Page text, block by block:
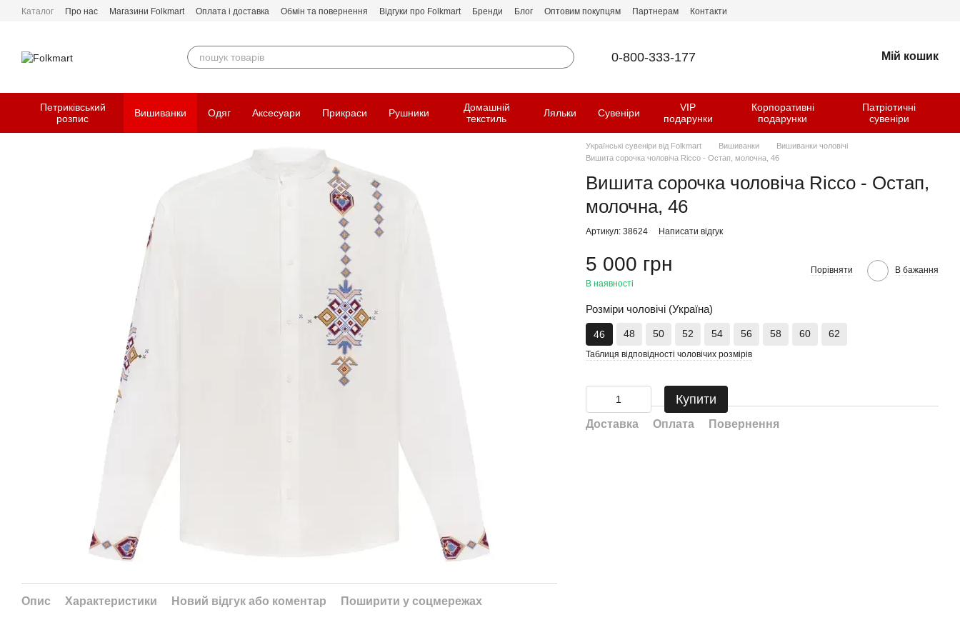
Перейти до основного контенту
Каталог Про нас Магазини Folkmart Оплата і доставка Обмін та повернення Відгуки про Folkmart Бренди Блог Оптовим покупцям Партнерам Контакти
0-800-333-177 Мій кошик
Петриківський
розпис
Вишиванки Одяг Аксесуари Прикраси Рушники
Домашній
текстиль
Ляльки Сувеніри
VIP
подарунки
Корпоративні
подарунки
Патріотичні
сувеніри
Опис Характеристики Новий відгук або коментар Поширити у соцмережах
Українські сувеніри від Folkmart Вишиванки
Вишиванки чоловічі
Вишита сорочка чоловіча Ricco - Остап, молочна, 46
Вишита сорочка чоловіча Ricco - Остап,
молочна, 46
Артикул: 38624 Написати відгук
5 000 грн
В наявності
Порівняти В бажання
Розміри чоловічі (Україна)
46 48 50 52 54 56 58 60 62
Таблиця відповідності чоловічих розмірів
Купити
Доставка Оплата Повернення